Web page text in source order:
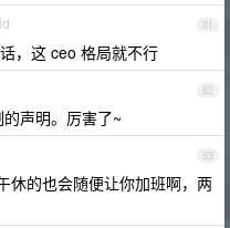
81
，这 ceo 格局就不行
82
声明。厉害了~
83
休的也会随便让你加班啊，两